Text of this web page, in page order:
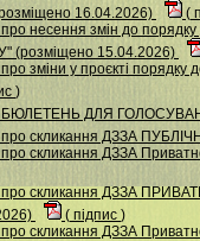
16.04.2026)
(
несення змін до
15.04.2026)
зміни у проєкті порядку
)
БЮЛЕТЕНЬ ДЛЯ
про скликання ДЗЗА
скликання ДЗЗА
про скликання ДЗЗА
( підпис )
скликання ДЗЗА